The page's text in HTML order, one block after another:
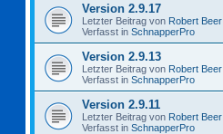
Version 2.9.17
Letzter Beitrag von Robert Beer
Verfasst in SchnapperPro
Version 2.9.13
Letzter Beitrag von Robert Beer
Verfasst in SchnapperPro
Version 2.9.11
Letzter Beitrag von Robert Beer
Verfasst in SchnapperPro